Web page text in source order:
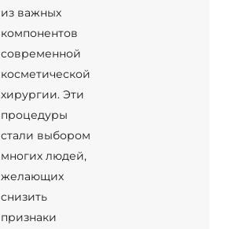
из важных
компонентов
современной
косметической
хирургии. Эти
процедуры
стали выбором
многих людей,
желающих
снизить
признаки